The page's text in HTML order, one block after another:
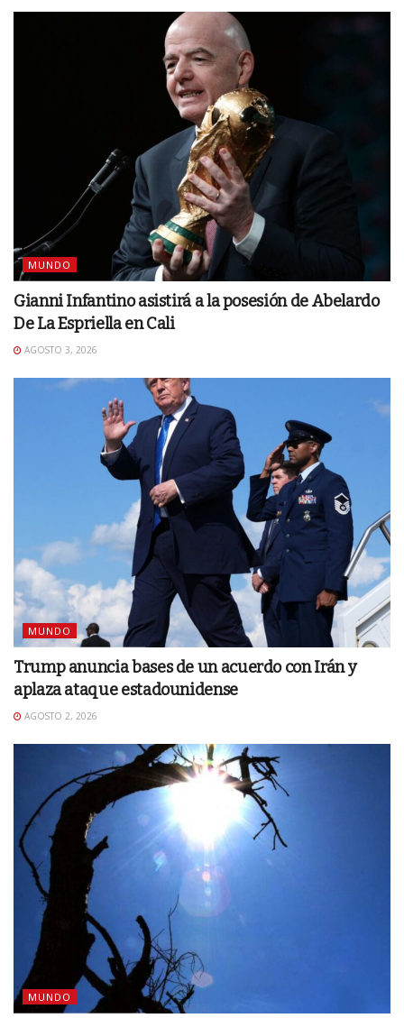
MUNDO
Gianni Infantino asistirá a la posesión de Abelardo
De La Espriella en Cali
AGOSTO 3, 2026
MUNDO
Trump anuncia bases de un acuerdo con Irán y
aplaza ataque estadounidense
AGOSTO 2, 2026
MUNDO